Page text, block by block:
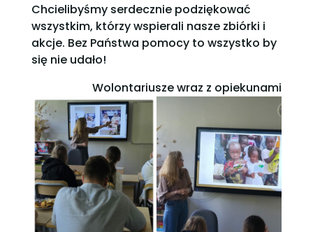
Chcielibyśmy serdecznie podziękować
wszystkim, którzy wspierali nasze zbiórki i
akcje. Bez Państwa pomocy to wszystko by
się nie udało!
Wolontariusze wraz z opiekunami